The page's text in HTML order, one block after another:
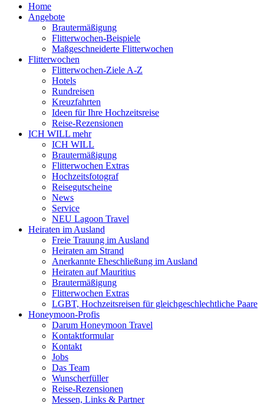
Home
Angebote
Brautermäßigung
Flitterwochen-Beispiele
Maßgeschneiderte Flitterwochen
Flitterwochen
Flitterwochen-Ziele A-Z
Hotels
Rundreisen
Kreuzfahrten
Ideen für Ihre Hochzeitsreise
Reise-Rezensionen
ICH WILL mehr
ICH WILL
Brautermäßigung
Flitterwochen Extras
Hochzeitsfotograf
Reisegutscheine
News
Service
NEU Lagoon Travel
Heiraten im Ausland
Freie Trauung im Ausland
Heiraten am Strand
Anerkannte Eheschließung im Ausland
Heiraten auf Mauritius
Brautermäßigung
Flitterwochen Extras
LGBT, Hochzeitsreisen für gleichgeschlechtliche Paare
Honeymoon-Profis
Darum Honeymoon Travel
Kontaktformular
Kontakt
Jobs
Das Team
Wunscherfüller
Reise-Rezensionen
Messen, Links & Partner